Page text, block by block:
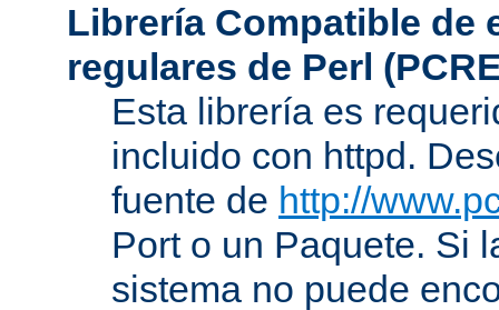
Librería Compatible de
regulares de Perl
Esta librería es
incluido con httpd.
fuente de http://
Port o un Paquete. Si
sistema no puede